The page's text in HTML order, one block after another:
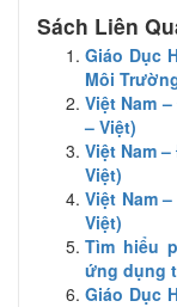
Sách Liên
Giáo Dục
Môi
Việt Nam
– Việt)
Việt Nam
Việt)
Việt Nam
Việt)
Tìm hiểu
ứng dụng
Giáo Dục